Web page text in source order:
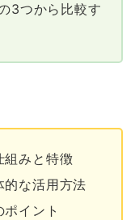
3つから比較す
組みと特徴
的な活用方法
イント